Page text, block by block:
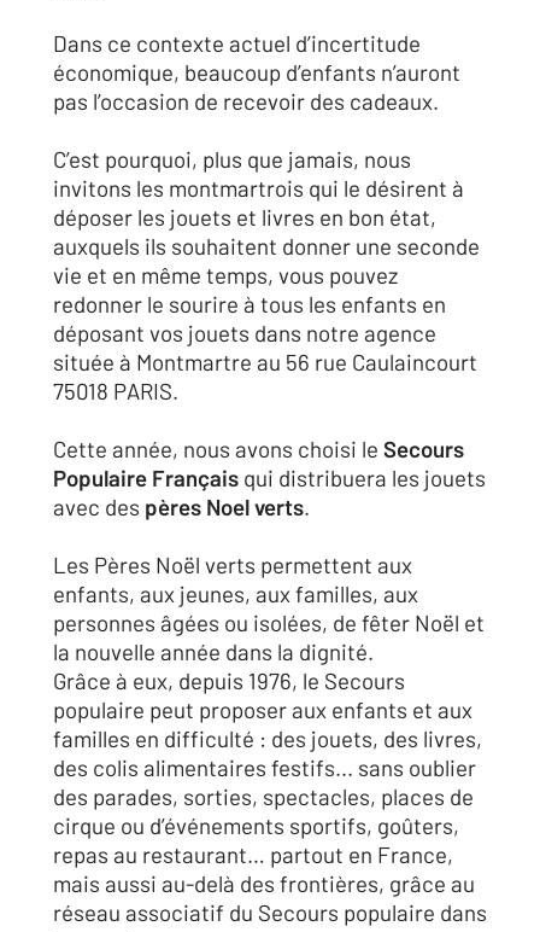
Dans ce contexte actuel d’incertitude
économique, beaucoup d’enfants n’auront
pas l’occasion de recevoir des cadeaux.
C’est pourquoi, plus que jamais, nous
invitons les montmartrois qui le désirent à
déposer les jouets et livres en bon état,
auxquels ils souhaitent donner une seconde
vie et en même temps, vous pouvez
redonner le sourire à tous les enfants en
déposant vos jouets dans notre agence
située à Montmartre au 56 rue Caulaincourt
75018 PARIS.
Cette année, nous avons choisi le Secours
Populaire Français qui distribuera les jouets
avec des pères Noel verts.
Les Pères Noël verts permettent aux
enfants, aux jeunes, aux familles, aux
personnes âgées ou isolées, de fêter Noël et
la nouvelle année dans la dignité.
Grâce à eux, depuis 1976, le Secours
populaire peut proposer aux enfants et aux
familles en difficulté : des jouets, des livres,
des colis alimentaires festifs... sans oublier
des parades, sorties, spectacles, places de
cirque ou d’événements sportifs, goûters,
repas au restaurant… partout en France,
mais aussi au-delà des frontières, grâce au
réseau associatif du Secours populaire dans